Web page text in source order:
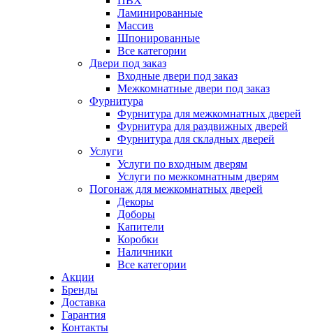
Ламинированные
Массив
Шпонированные
Все категории
Двери под заказ
Входные двери под заказ
Межкомнатные двери под заказ
Фурнитура
Фурнитура для межкомнатных дверей
Фурнитура для раздвижных дверей
Фурнитура для складных дверей
Услуги
Услуги по входным дверям
Услуги по межкомнатным дверям
Погонаж для межкомнатных дверей
Декоры
Доборы
Капители
Коробки
Наличники
Все категории
Акции
Бренды
Доставка
Гарантия
Контакты